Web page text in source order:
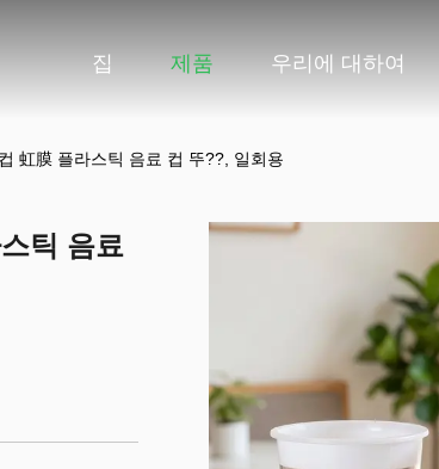
집 제품 우리에 대하여
虹膜 플라스틱 음료 컵 뚜??, 일회용
틱 음료